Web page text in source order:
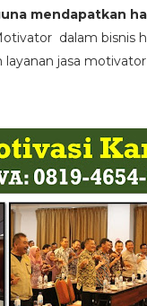
mendapatkan
dalam bisnis
layanan jasa